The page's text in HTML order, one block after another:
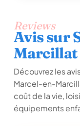
Reviews
Avis sur
Marcillat
Découvrez les
Marcel-en-
coût de la vie,
équipements